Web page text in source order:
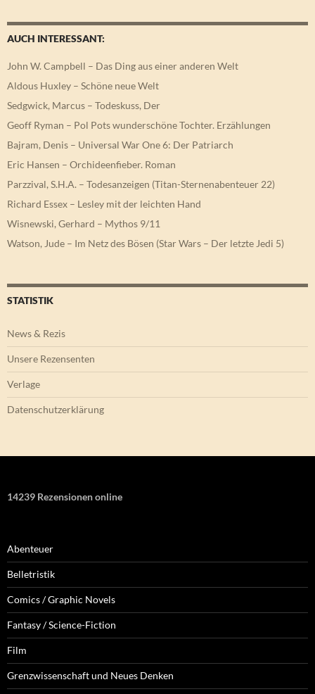
AUCH INTERESSANT:
John W. Campbell – Das Ding aus einer anderen Welt
Aldous Huxley – Schöne neue Welt
Sedgwick, Marcus – Todeskuss, Der
Geoff Ryman – Pol Pots wunderschöne Tochter. Erzählungen
Bajram, Denis – Universal War One 6: Der Patriarch
Eric Hansen – Orchideenfieber. Roman
Parzzival, S.H.A. – Todesanzeigen (Titan-Sternenabenteuer 22)
Richard Essex – Lesley mit der leichten Hand
Wisnewski, Gerhard – Mythos 9/11
Watson, Jude – Im Netz des Bösen (Star Wars – Der letzte Jedi 5)
STATISTIK
News & Rezis
Unsere Rezensenten
Verlage
Datenschutzerklärung
14239 Rezensionen online
Abenteuer
Belletristik
Comics / Graphic Novels
Fantasy / Science-Fiction
Film
Grenzwissenschaft und Neues Denken